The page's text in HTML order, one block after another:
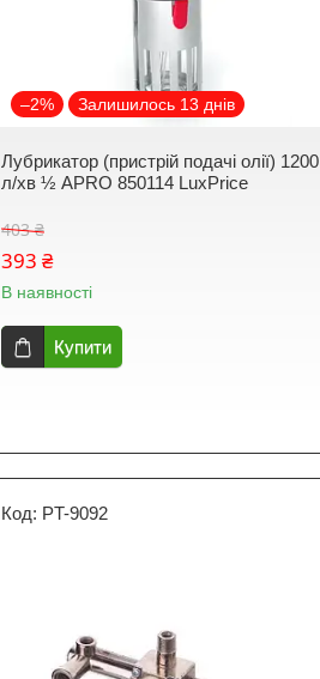
–2% Залишилось 13 днів
Лубрикатор (пристрій подачі олії) 1200
л/хв ½ APRO 850114 LuxPrice
403 ₴
393 ₴
В наявності
Купити
PT-9092